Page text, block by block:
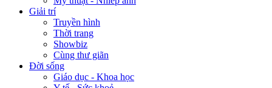
Giải trí
Truyền hình
Thời trang
Showbiz
Cùng thư giãn
Đời sống
Giáo dục - Khoa học